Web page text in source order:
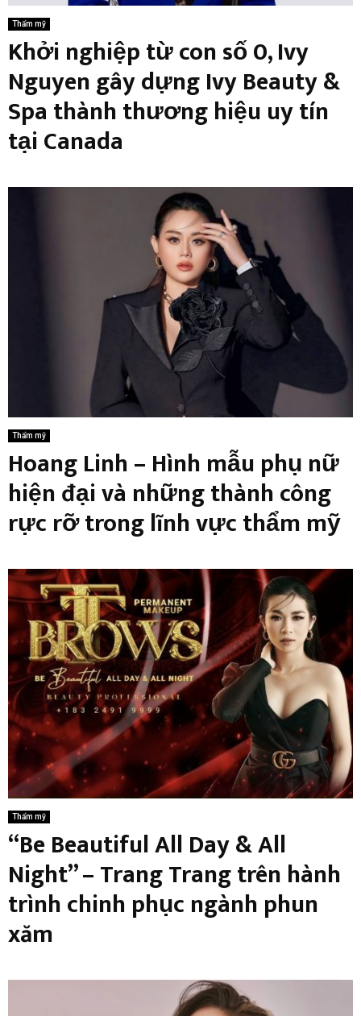
Thẩm mỹ
Khởi nghiệp từ con số 0, Ivy
Nguyen gây dựng Ivy Beauty &
Spa thành thương hiệu uy tín
tại Canada
Thẩm mỹ
Hoang Linh – Hình mẫu phụ nữ
hiện đại và những thành công
rực rỡ trong lĩnh vực thẩm mỹ
Thẩm mỹ
“Be Beautiful All Day & All
Night” – Trang Trang trên hành
trình chinh phục ngành phun
xăm